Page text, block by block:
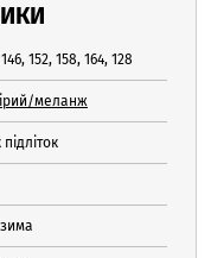
152, 158, 164, 128
меланж